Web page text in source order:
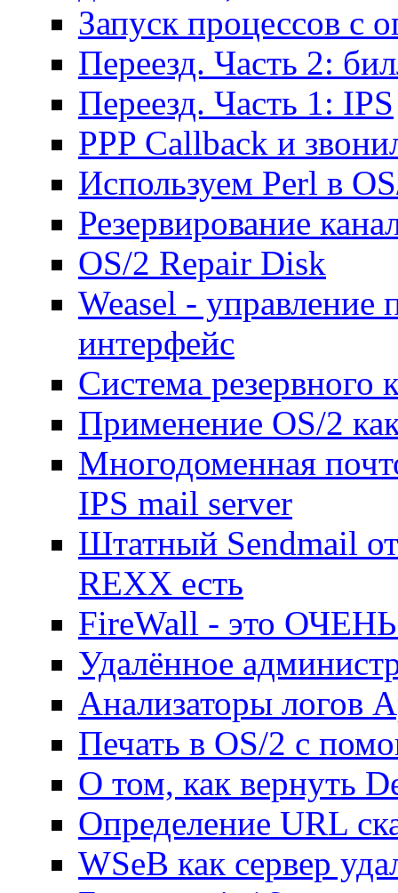
Запуск процессов с
Переезд. Часть 2:
Переезд. Часть 1: IPS
PPP Callback и
Используем Perl в
Резервирование
OS/2 Repair Disk
Weasel - управление
интерфейс
Система резервного
Применение OS/2
Многодоменная
IPS mail server
Штатный Sendmail от
REXX есть
FireWall - это ОЧЕНЬ
Удалённое
Анализаторы логов
Печать в OS/2 с
О том, как вернуть
Определение URL
WSeB как сервер